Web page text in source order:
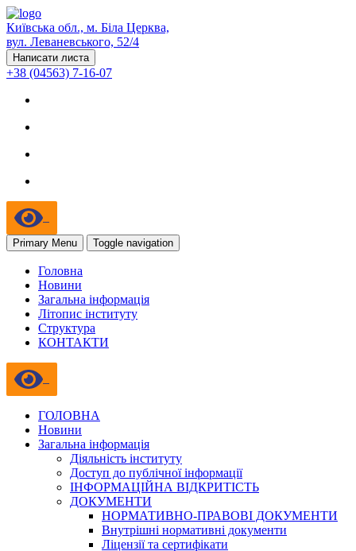
Київська обл., м. Біла Церква,
вул. Леваневського, 52/4
Написати листа
+38 (04563) 7-16-07
Primary Menu Toggle navigation
Головна
Новини
Загальна інформація
Літопис інституту
Структура
КОНТАКТИ
ГОЛОВНА
Новини
Загальна інформація
Діяльність інституту
Доступ до публічної інформації
ІНФОРМАЦІЙНА ВІДКРИТІСТЬ
ДОКУМЕНТИ
НОРМАТИВНО-ПРАВОВІ ДОКУМЕНТИ
Внутрішні нормативні документи
Ліцензії та сертифікати